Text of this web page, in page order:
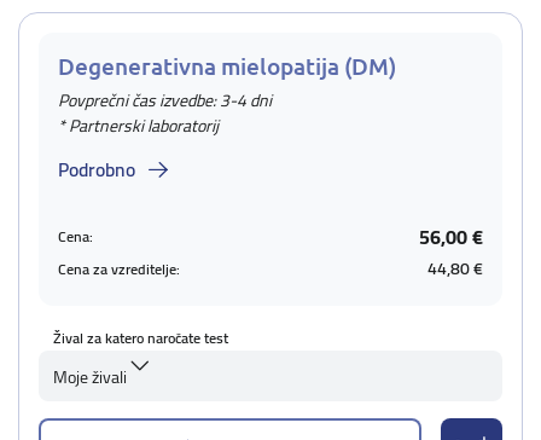
Degenerativna mielopatija (DM)
Povprečni čas izvedbe: 3-4 dni
* Partnerski laboratorij
Podrobno
Cena: 56,00 €
Cena za vzreditelje: 44,80 €
Žival za katero naročate test
Moje živali